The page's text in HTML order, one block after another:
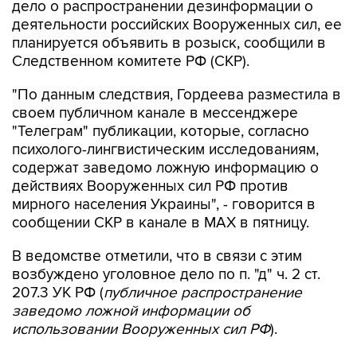
дело о распространении дезинформации о
деятельности российских Вооруженных сил, ее
планируется объявить в розыск, сообщили в
Следственном комитете РФ (СКР).
"По данным следствия, Гордеева разместила в
своем публичном канале в мессенджере
"Телеграм" публикации, которые, согласно
психолого-лингвистическим исследованиям,
содержат заведомо ложную информацию о
действиях Вооруженных сил РФ против
мирного населения Украины", - говорится в
сообщении СКР в канале в MAX в пятницу.
В ведомстве отметили, что в связи с этим
возбуждено уголовное дело по п. "д" ч. 2 ст.
207.3 УК РФ (публичное распространение
заведомо ложной информации об
использовании Вооруженных сил РФ).